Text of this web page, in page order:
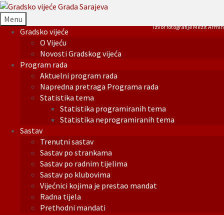
Menu
Gradsko vijeće
O Vijeću
Novosti Gradskog vijeća
Program rada
Aktuelni program rada
Napredna pretraga Programa rada
Statistika tema
Statistika programiranih tema
Statistika neprogramiranih tema
Sastav
Trenutni sastav
Sastav po strankama
Sastav po radnim tijelima
Sastav po klubovima
Vijećnici kojima je prestao mandat
Radna tijela
Prethodni mandati
Izvor fotografije Mezit Armin